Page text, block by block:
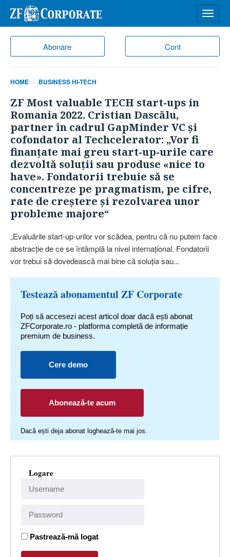
Abonare Cont
meniu
HOME BUSINESS HI-TECH
ZF Most valuable TECH start-ups in
Romania 2022. Cristian Dascălu,
partner în cadrul GapMinder VC şi
cofondator al Techcelerator: „Vor fi
finanţate mai greu start-up-urile care
dezvoltă soluţii sau produse «nice to
have». Fondatorii trebuie să se
concentreze pe pragmatism, pe cifre,
rate de creştere şi rezolvarea unor
probleme majore“
„Evaluările start-up-urilor vor scădea, pentru că nu putem face
abstracţie de ce se întâmplă la nivel internaţional. Fondatorii
vor trebui să dovedească mai bine că soluţia sau...
Testează abonamentul ZF Corporate
Poți să accesezi acest articol doar dacă ești abonat
ZFCorporate.ro - platforma completă de informație
premium de business.
Cere demo
Abonează-te acum
Dacă ești deja abonat loghează-te mai jos.
Logare
Pastrează-mă logat